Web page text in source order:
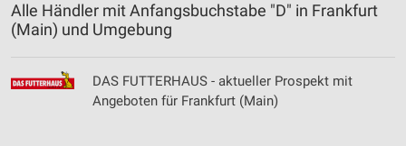
Alle Händler mit Anfangsbuchstabe "D" in Frankfurt
(Main) und Umgebung
DAS FUTTERHAUS - aktueller Prospekt mit
Angeboten für Frankfurt (Main)